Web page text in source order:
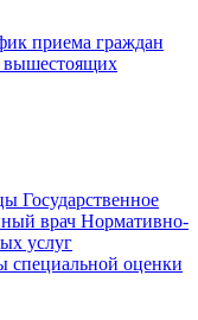
приема граждан
вышестоящих
Государственное
врач Нормативно-
услуг
специальной оценки